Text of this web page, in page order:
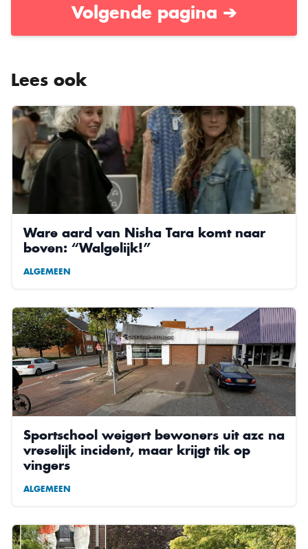
Volgende pagina ➔
Lees ook
Ware aard van Nisha Tara komt naar
boven: “Walgelijk!”
ALGEMEEN
Sportschool weigert bewoners uit azc na
vreselijk incident, maar krijgt tik op
vingers
ALGEMEEN